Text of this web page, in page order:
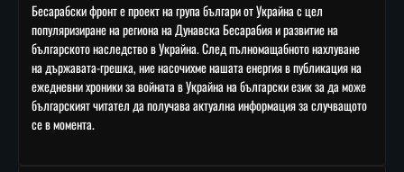
Бесарабски фронт е проект на група българи от Украйна с цел
популяризиране на региона на Дунавска Бесарабия и развитие на
българското наследство в Украйна. След пълномащабното нахлуване
на държавата-грешка, ние насочихме нашата енергия в публикация на
ежедневни хроники за войната в Украйна на български език за да може
българският читател да получава актуална информация за случващото
се в момента.